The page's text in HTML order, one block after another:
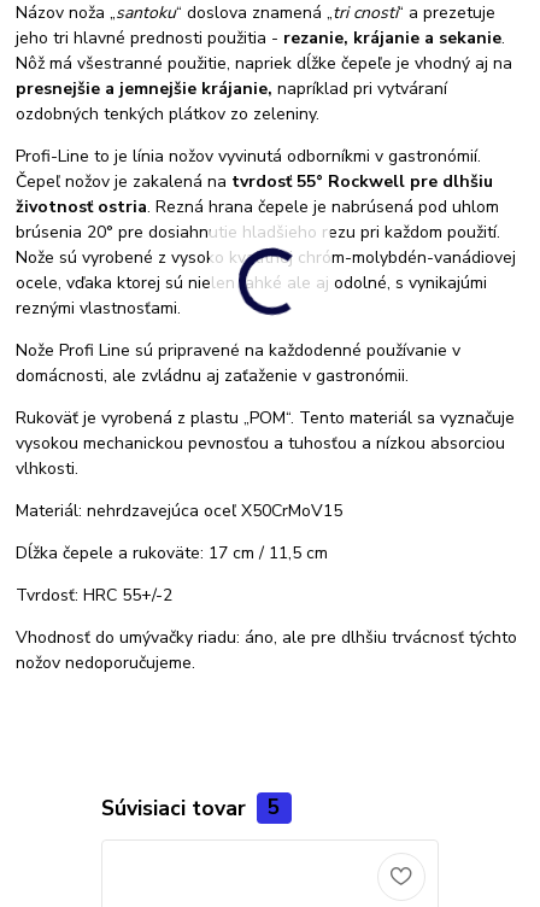
Názov noža „santoku“ doslova znamená „tri cnosti“ a prezetuje
jeho tri hlavné prednosti použitia - rezanie, krájanie a sekanie.
Nôž má všestranné použitie, napriek dĺžke čepeľe je vhodný aj na
presnejšie a jemnejšie krájanie,napríklad pri vytváraní
ozdobných tenkých plátkov zo zeleniny.
Profi-Line to je línia nožov vyvinutá odborníkmi v gastronómií.
Čepeľ nožov je zakalená na tvrdosť 55° Rockwell pre dlhšiu
životnosť ostria. Rezná hrana čepele je nabrúsená pod uhlom
brúsenia 20° pre dosiahnutie hladšieho rezu pri každom použití.
Nože sú vyrobené z vysoko kvalitnej chróm-molybdén-vanádiovej
ocele, vďaka ktorej sú nielen ľahké ale aj odolné, s vynikajúmi
reznými vlastnosťami.
Nože Profi Line sú pripravené na každodenné používanie v
domácnosti, ale zvládnu aj zaťaženie v gastronómii.
Rukoväť je vyrobená z plastu „POM“. Tento materiál sa vyznačuje
vysokou mechanickou pevnosťou a tuhosťou a nízkou absorciou
vlhkosti.
Materiál: nehrdzavejúca oceľ X50CrMoV15
Dĺžka čepele a rukoväte: 17 cm / 11,5 cm
Tvrdosť: HRC 55+/-2
Vhodnosť do umývačky riadu: áno, ale pre dlhšiu trvácnosť týchto
nožov nedoporučujeme.
Súvisiaci tovar 5